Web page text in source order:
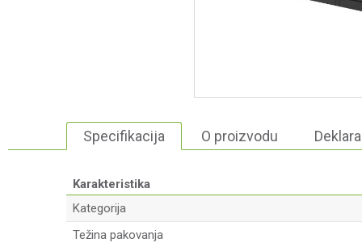
Specifikacija O proizvodu
Karakteristika
Kategorija
Težina pakovanja